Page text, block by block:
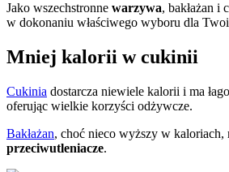
Jako wszechstronne warzywa, bakłażan i
w dokonaniu właściwego wyboru dla
Mniej kalorii w cukinii
Cukinia dostarcza niewiele kalorii i ma
oferując wielkie korzyści odżywcze.
Bakłażan, choć nieco wyższy w kaloriach,
przeciwutleniacze.